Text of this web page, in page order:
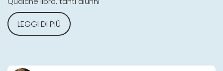
LEGGI DI PIÙ